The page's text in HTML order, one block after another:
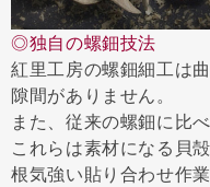
◎独自の螺鈿技法
紅里工房の螺鈿細工は
隙間がありません。
また、従来の螺鈿に比
これらは素材になる貝
根気強い貼り合わせ作